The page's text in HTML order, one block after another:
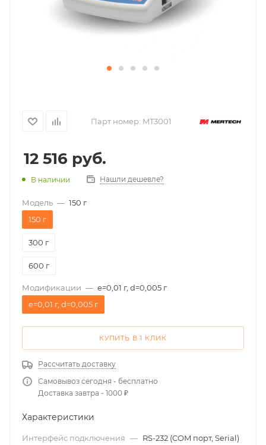
Парт номер: MT3001
12 516 руб.
В наличии Нашли дешевле?
Модель — 150 г
150 г
300 г
600 г
Модификации — e=0,01 г, d=0,005 г
e=0,01 г, d=0,005 г
КУПИТЬ В 1 КЛИК
Рассчитать доставку
Самовывоз сегодня - бесплатно
Доставка завтра - 1000 ₽
Характеристики
Интерфейс подключения — RS-232 (COM порт, Serial)